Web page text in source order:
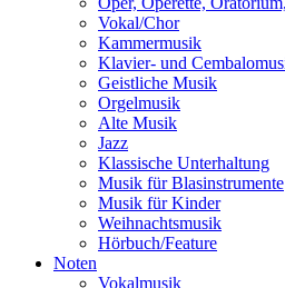
Vokal/Chor
Kammermusik
Klavier- und
Geistliche Musik
Orgelmusik
Alte Musik
Jazz
Klassische Unterhaltung
Musik für Blasinstrumente
Musik für Kinder
Weihnachtsmusik
Hörbuch/Feature
Noten
Vokalmusik